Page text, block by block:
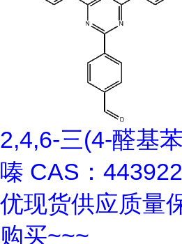
2,4,6-三(4-醛基
嗪 CAS：
优现货供应质量
购买~~~